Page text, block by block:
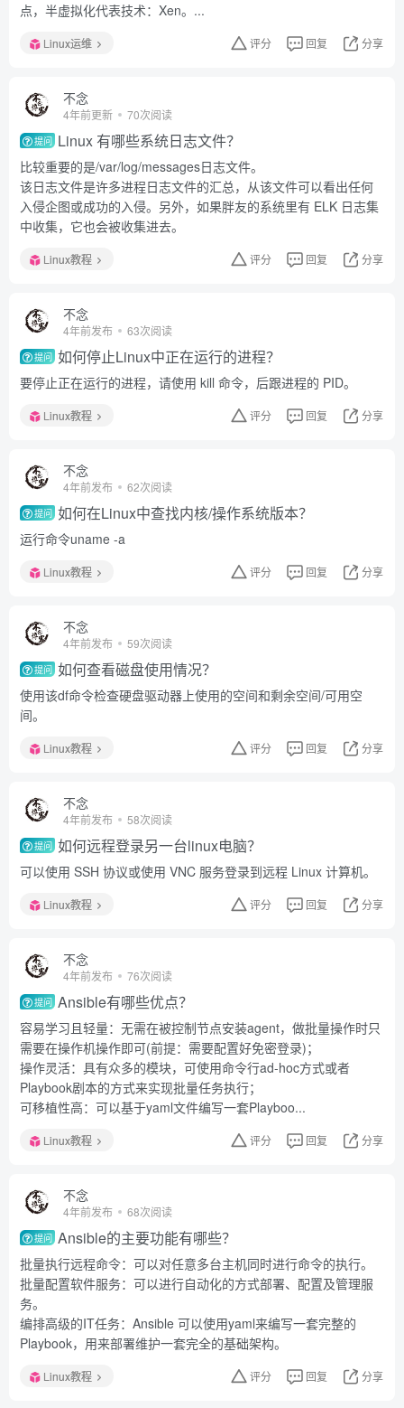
点，半虚拟化代表技术：Xen。...
Linux运维 评分 回复 分享
不念
4年前更新 70次阅读
提问 Linux 有哪些系统日志文件？
比较重要的是/var/log/messages日志文件。
该日志文件是许多进程日志文件的汇总，从该文件可以看出任何
入侵企图或成功的入侵。另外，如果胖友的系统里有 ELK 日志集
中收集，它也会被收集进去。
Linux教程 评分 回复 分享
不念
4年前发布 63次阅读
提问 如何停止Linux中正在运行的进程？
要停止正在运行的进程，请使用 kill 命令，后跟进程的 PID。
Linux教程 评分 回复 分享
不念
4年前发布 62次阅读
提问 如何在Linux中查找内核/操作系统版本？
运行命令uname -a
Linux教程 评分 回复 分享
不念
4年前发布 59次阅读
提问 如何查看磁盘使用情况？
使用该df命令检查硬盘驱动器上使用的空间和剩余空间/可用空
间。
Linux教程 评分 回复 分享
不念
4年前发布 58次阅读
提问 如何远程登录另一台linux电脑？
可以使用 SSH 协议或使用 VNC 服务登录到远程 Linux 计算机。
Linux教程 评分 回复 分享
不念
4年前发布 76次阅读
提问 Ansible有哪些优点？
容易学习且轻量：无需在被控制节点安装agent，做批量操作时只
需要在操作机操作即可(前提：需要配置好免密登录)；
操作灵活：具有众多的模块，可使用命令行ad-hoc方式或者
Playbook剧本的方式来实现批量任务执行；
可移植性高：可以基于yaml文件编写一套Playboo...
Linux教程 评分 回复 分享
不念
4年前发布 68次阅读
提问 Ansible的主要功能有哪些？
批量执行远程命令：可以对任意多台主机同时进行命令的执行。
批量配置软件服务：可以进行自动化的方式部署、配置及管理服
务。
编排高级的IT任务：Ansible 可以使用yaml来编写一套完整的
Playbook，用来部署维护一套完全的基础架构。
Linux教程 评分 回复 分享